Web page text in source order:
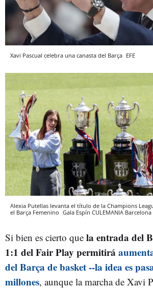
Xavi Pascual celebra una canasta del Barça EFE
Alexia Putellas levanta el título de la Champions
el Barça Femenino Gala Espín CULEMANIA Barcelona
Si bien es cierto que la entrada del
1:1 del Fair Play permitirá
del Barça de basket --la idea es
millones, aunque la marcha de Xavi